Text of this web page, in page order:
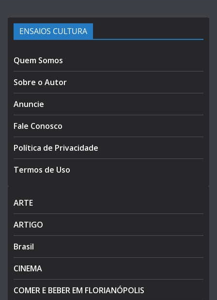
ENSAIOS CULTURA
Quem Somos
Sobre o Autor
Anuncie
Fale Conosco
Política de Privacidade
Termos de Uso
ARTE
ARTIGO
Brasil
CINEMA
COMER E BEBER EM FLORIANÓPOLIS